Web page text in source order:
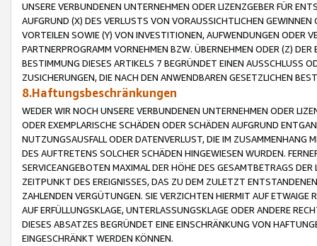
UNSERE VERBUNDENEN UNTERNEHMEN ODER LIZENZGEBER FÜR
AUFGRUND (X) DES VERLUSTS VON VORAUSSICHTLICHEN
VORTEILEN SOWIE (Y) VON INVESTITIONEN, AUFWENDUNGEN ODER
PARTNERPROGRAMM VORNEHMEN BZW. ÜBERNEHMEN ODER (Z)
BESTIMMUNG DIESES ARTIKELS 7 BEGRÜNDET EINEN AUSSCHLUSS
ZUSICHERUNGEN, DIE NACH DEN ANWENDBAREN GESETZLICHEN
8.Haftungsbeschränkungen
WEDER WIR NOCH UNSERE VERBUNDENEN UNTERNEHMEN ODER
ODER EXEMPLARISCHE SCHÄDEN ODER SCHÄDEN AUFGRUND
NUTZUNGSAUSFALL ODER DATENVERLUST, DIE IM ZUSAMMENHANG
DES AUFTRETENS SOLCHER SCHÄDEN HINGEWIESEN WURDEN.
SERVICEANGEBOTEN MAXIMAL DER HÖHE DES GESAMTBETRAGS
ZEITPUNKT DES EREIGNISSES, DAS ZU DEM ZULETZT
ZAHLENDEN VERGÜTUNGEN. SIE VERZICHTEN HIERMIT AUF
AUF ERFÜLLUNGSKLAGE, UNTERLASSUNGSKLAGE ODER ANDERE
DIESES ABSATZES BEGRÜNDET EINE EINSCHRÄNKUNG VON
EINGESCHRÄNKT WERDEN KÖNNEN.